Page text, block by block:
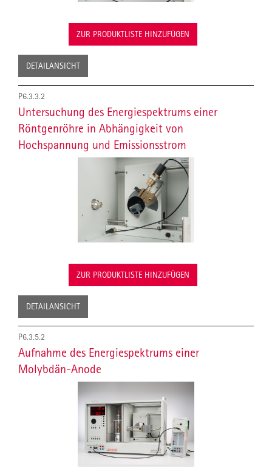
ZUR PRODUKTLISTE HINZUFÜGEN
DETAILANSICHT
P6.3.3.2
Untersuchung des Energiespektrums einer
Röntgenröhre in Abhängigkeit von
Hochspannung und Emissionsstrom
ZUR PRODUKTLISTE HINZUFÜGEN
DETAILANSICHT
P6.3.5.2
Aufnahme des Energiespektrums einer
Molybdän-Anode